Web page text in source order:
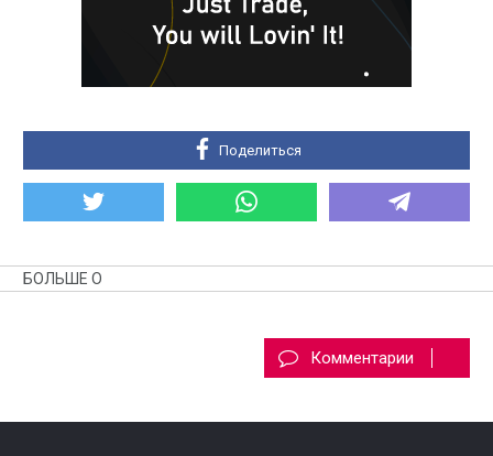
Поделиться
БОЛЬШЕ О
Комментарии